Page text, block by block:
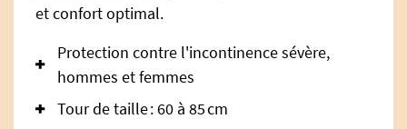
et confort optimal.
Protection contre l'incontinence sévère,
hommes et femmes
Tour de taille : 60 à 85 cm